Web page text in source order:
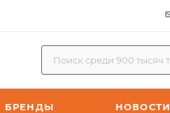
БРЕНДЫ НОВОСТИ